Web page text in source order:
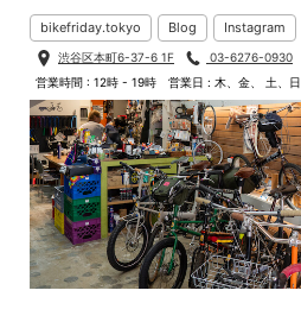
bikefriday.tokyo Blog Instagram
渋谷区本町6-37-6 1F
03-6276-0930
営業時間 : 12時 - 19時
営業日 : 木、金、 土、日